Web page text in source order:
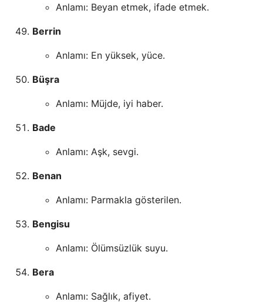
Anlamı: Beyan etmek, ifade etmek.
Berrin
Anlamı: En yüksek, yüce.
Büşra
Anlamı: Müjde, iyi haber.
Bade
Anlamı: Aşk, sevgi.
Benan
Anlamı: Parmakla gösterilen.
Bengisu
Anlamı: Ölümsüzlük suyu.
Bera
Anlamı: Sağlık, afiyet.